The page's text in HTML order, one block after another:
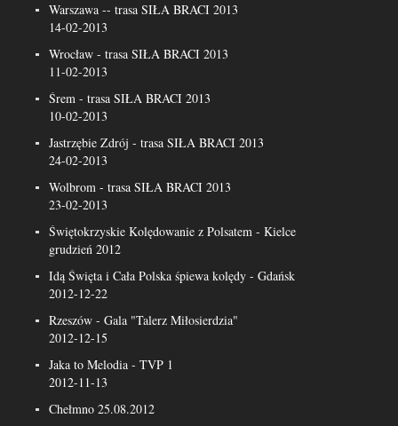
Warszawa -- trasa SIŁA BRACI 2013
14-02-2013
Wrocław - trasa SIŁA BRACI 2013
11-02-2013
Śrem - trasa SIŁA BRACI 2013
10-02-2013
Jastrzębie Zdrój - trasa SIŁA BRACI 2013
24-02-2013
Wolbrom - trasa SIŁA BRACI 2013
23-02-2013
Świętokrzyskie Kolędowanie z Polsatem - Kielce
grudzień 2012
Idą Święta i Cała Polska śpiewa kolędy - Gdańsk
2012-12-22
Rzeszów - Gala "Talerz Miłosierdzia"
2012-12-15
Jaka to Melodia - TVP 1
2012-11-13
Chełmno 25.08.2012